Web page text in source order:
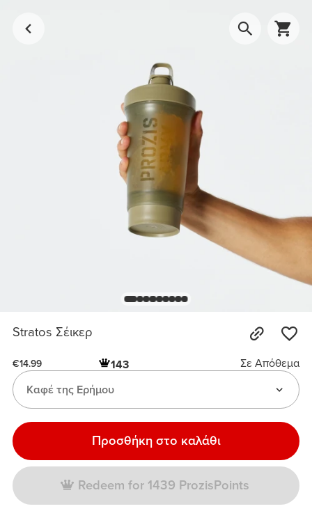
Stratos Σέικερ
€14.99 143
Σε Απόθεμα
Καφέ της Ερήμου
Προσθήκη στο καλάθι
Redeem for 1439 ProzisPoints